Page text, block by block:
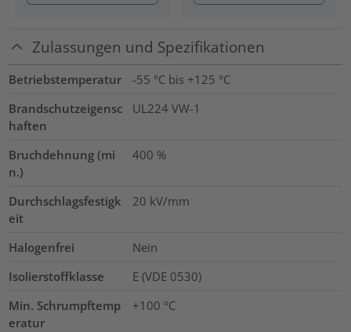
Zulassungen und Spezifikationen
Betriebstemperatur
-55 °C bis +125 °C
Brandschutzeigensc
haften
UL224 VW-1
Bruchdehnung (mi
n.)
400 %
Durchschlagsfestigk
eit
20 kV/mm
Halogenfrei
Nein
Isolierstoffklasse
E (VDE 0530)
Min. Schrumpftemp
eratur
+100 °C